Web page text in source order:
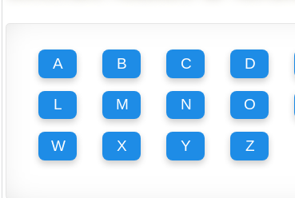
A B C D
L M N O
W X Y Z